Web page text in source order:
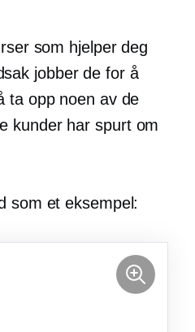
som hjelper deg
jobber de for å
ta opp noen av de
kunder har spurt om
som et eksempel: